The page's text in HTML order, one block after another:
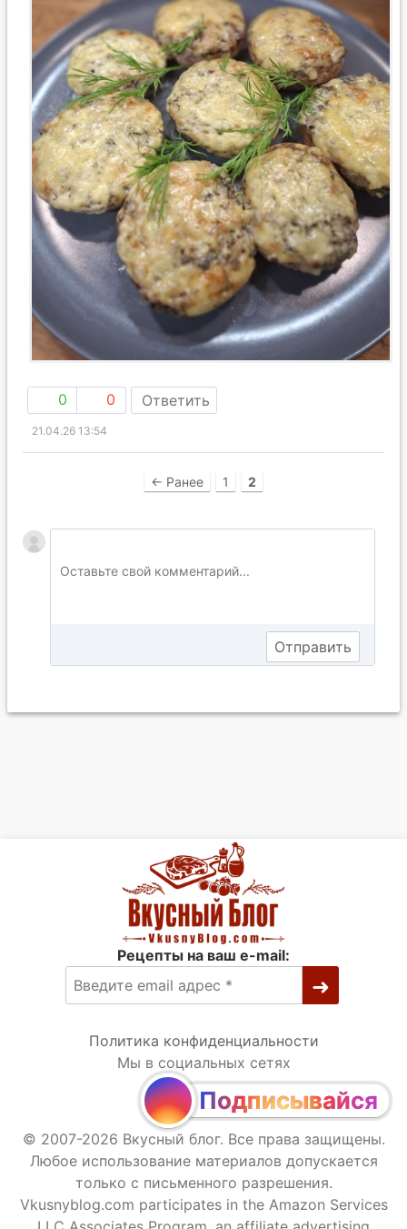
0 0 Ответить
21.04.26 13:54
← Ранее 1 2
Рецепты на ваш e-mail:
Политика конфиденциальности
Мы в социальных сетях
Подписывайся
© 2007-2026 Вкусный блог. Все права защищены.
Любое использование материалов допускается
только с письменного разрешения.
Vkusnyblog.com participates in the Amazon Services